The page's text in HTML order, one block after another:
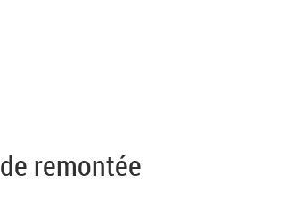
remontée